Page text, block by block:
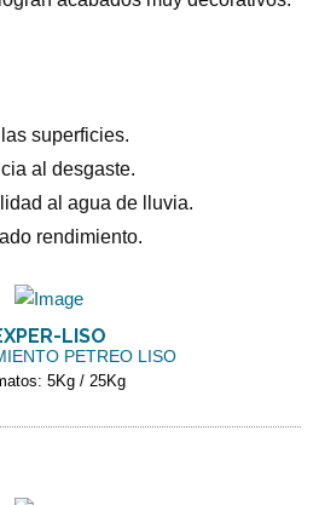
superficies.
al desgaste.
al agua de lluvia.
rendimiento.
LISO
PETREO LISO
5Kg / 25Kg